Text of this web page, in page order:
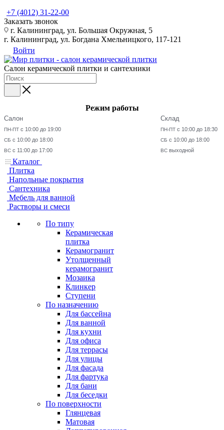
+7 (4012) 31-22-00
Заказать звонок
г. Калининград, ул. Большая Окружная, 5
г. Калининград, ул. Богдана Хмельницкого, 117-121
Войти
Салон керамической плитки и сантехники
Режим работы
Салон
ПН-ПТ с 10:00 до 19:00
СБ с 10:00 до 18:00
ВС с 11:00 до 17:00
Склад
ПН-ПТ с 10:00 до 18:30
СБ с 10:00 до 18:00
ВС выходной
Каталог
Плитка
Напольные покрытия
Сантехника
Мебель для ванной
Растворы и смеси
По типу
Керамическая
плитка
Керамогранит
Утолщенный
керамогранит
Мозаика
Клинкер
Ступени
По назначению
Для бассейна
Для ванной
Для кухни
Для офиса
Для террасы
Для улицы
Для фасада
Для фартука
Для бани
Для беседки
По поверхности
Глянцевая
Матовая